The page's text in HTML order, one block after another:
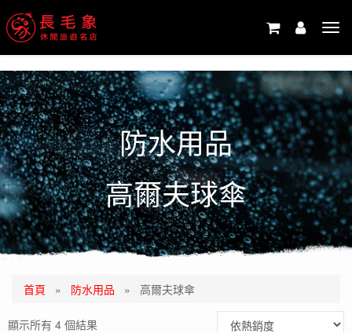
防水用品
高爾夫球傘
首頁 » 防水用品 » 高爾夫球傘
顯示所有 4 個結果